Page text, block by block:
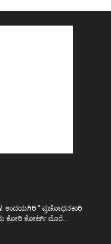
ಉದಯಗಿರಿ “ ಪ್ರಚೋಧನಕಾರಿ
ಕೋರಿ ಕೋರ್ಟ್‌ ಮೊರೆ...